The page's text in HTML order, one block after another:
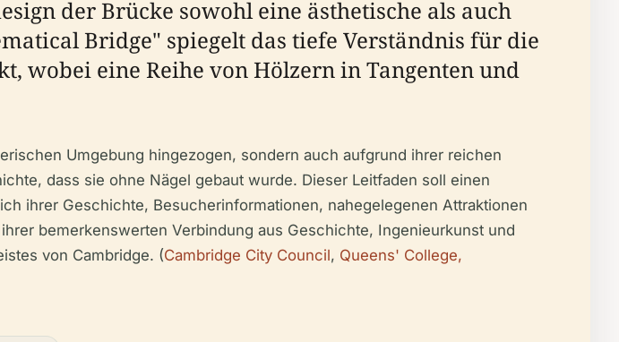
der Brücke sowohl eine ästhetische als auch
Bridge" spiegelt das tiefe Verständnis für die
wobei eine Reihe von Hölzern in Tangenten und
Umgebung hingezogen, sondern auch aufgrund ihrer reichen
dass sie ohne Nägel gebaut wurde. Dieser Leitfaden soll einen
ihrer Geschichte, Besucherinformationen, nahegelegenen Attraktionen
bemerkenswerten Verbindung aus Geschichte, Ingenieurkunst und
von Cambridge. (Cambridge City Council, Queens' College,